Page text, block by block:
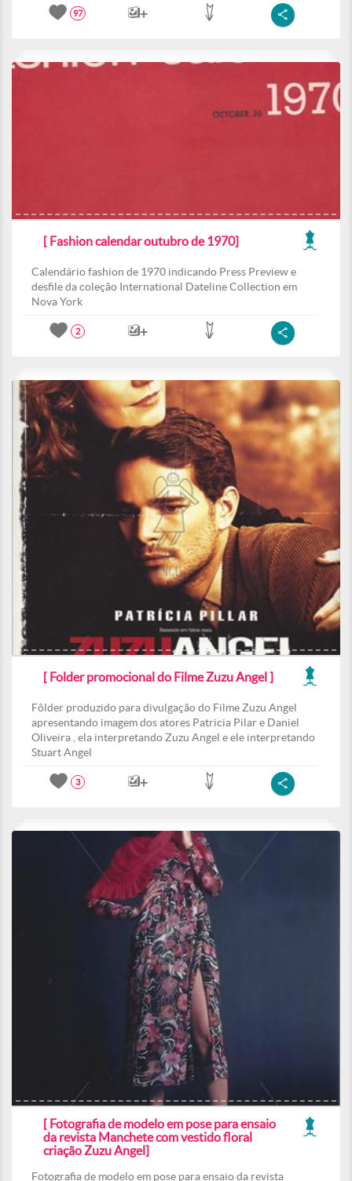
97
[ Fashion calendar outubro de 1970]
Calendário fashion de 1970 indicando Press Preview e
desfile da coleção International Dateline Collection em
Nova York
2
[ Folder promocional do Filme Zuzu Angel ]
Fôlder produzido para divulgação do Filme Zuzu Angel
apresentando imagem dos atores Patricia Pilar e Daniel
Oliveira , ela interpretando Zuzu Angel e ele interpretando
Stuart Angel
3
[ Fotografia de modelo em pose para ensaio
da revista Manchete com vestido floral
criação Zuzu Angel]
Fotografia de modelo em pose para ensaio da revista